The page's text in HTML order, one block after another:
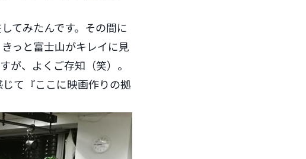
てみたんです。その間に
っと富士山がキレイに見
が、よくご存知（笑）。
て『ここに映画作りの拠